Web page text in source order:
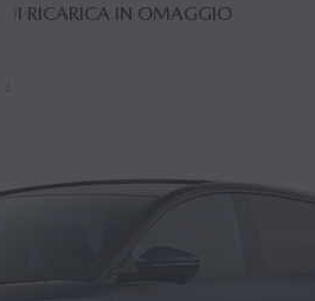
RICARICA IN OMAGGIO